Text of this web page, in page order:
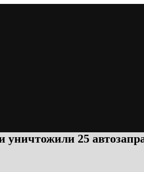
уничтожили 25